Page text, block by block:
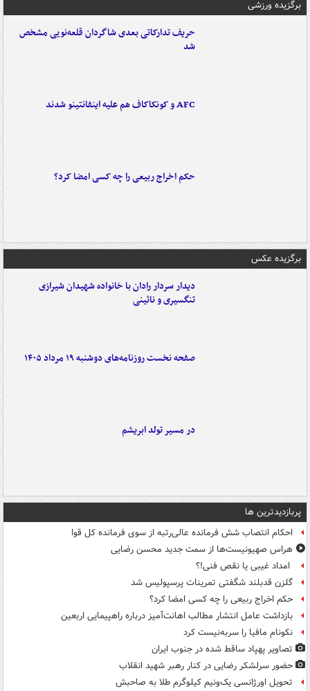
برگزیده ورزشی
حریف تدارکاتی بعدی شاگردان قلعه‌نویی مشخص
شد
AFC و کونکاکاف هم علیه اینفانتینو شدند
حکم اخراج ربیعی را چه کسی امضا کرد؟
برگزیده عکس
دیدار سردار رادان با خانواده‌ شهیدان شیرازی
تنگسیری و نائینی
صفحه نخست روزنامه‌های دوشنبه ۱۹ مرداد ۱۴۰۵
در مسیر تولد ابریشم
پربازدیدترین ها
احکام انتصاب شش فرمانده عالی‌رتبه از سوی فرمانده کل قوا
هراس صهیونیست‌ها از سمت جدید محسن رضایی
امداد غیبی یا نقص فنی!؟
گلزن قدبلند شگفتی تمرینات پرسپولیس شد
حکم اخراج ربیعی را چه کسی امضا کرد؟
بازداشت عامل انتشار مطالب اهانت‌آمیز درباره راهپیمایی اربعین
نکونام مافیا را سربه‌نیست کرد
تصاویر پهپاد ساقط شده در جنوب ایران
حضور سرلشکر رضایی در کنار رهبر شهید انقلاب
تحویل اورژانسی یک‌ونیم کیلوگرم طلا به صاحبش